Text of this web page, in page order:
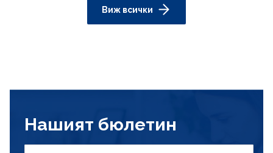
Виж всички
Нашият бюлетин